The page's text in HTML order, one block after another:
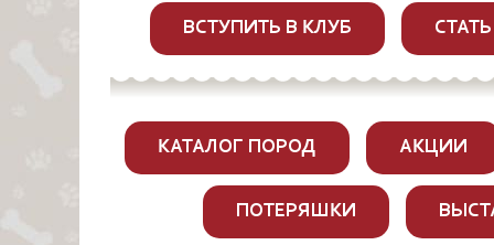
ВСТУПИТЬ В КЛУБ
КАТАЛОГ ПОРОД АКЦИИ
ПОТЕРЯШКИ